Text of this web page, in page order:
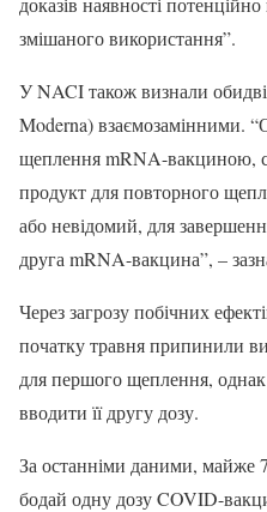
змішаного використання”.
У NACI також визнали
Moderna) взаємозамінними.
щеплення mRNA-вакциною,
продукт для повторного
або невідомий, для
друга mRNA-вакцина”, –
Через загрозу побічних
початку травня припинили
для першого щеплення,
вводити її другу дозу.
За останніми даними, майже
бодай одну дозу COVID-